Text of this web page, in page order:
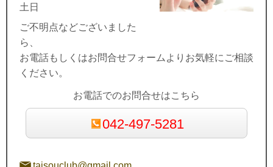
土日
ご不明点などございました
ら、
お電話もしくはお問合せフォームよりお気軽にご相談
ください。
お電話でのお問合せはこちら
042-497-5281